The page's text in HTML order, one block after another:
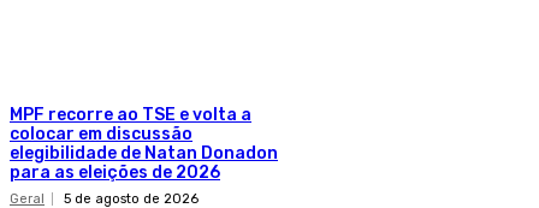
MPF recorre ao TSE e volta a
colocar em discussão
elegibilidade de Natan Donadon
para as eleições de 2026
Geral 5 de agosto de 2026